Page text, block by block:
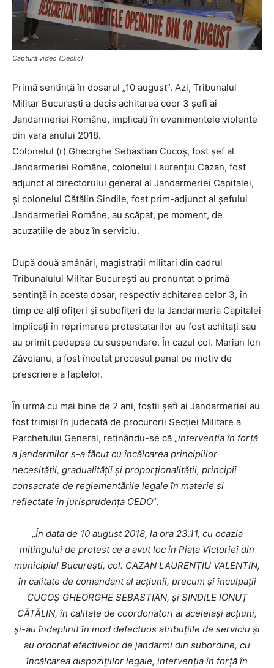
Captură video (Declic)
Primă sentință în dosarul „10 august”. Azi, Tribunalul
Militar București a decis achitarea ceor 3 șefi ai
Jandarmeriei Române, implicați în evenimentele violente
din vara anului 2018.
Colonelul (r) Gheorghe Sebastian Cucoș, fost șef al
Jandarmeriei Române, colonelul Laurențiu Cazan, fost
adjunct al directorului general al Jandarmeriei Capitalei,
și colonelul Cătălin Sindile, fost prim-adjunct al șefului
Jandarmeriei Române, au scăpat, pe moment, de
acuzațiile de abuz în serviciu.
După două amânări, magistrații militari din cadrul
Tribunalului Militar București au pronunțat o primă
sentință în acesta dosar, respectiv achitarea celor 3, în
timp ce alți ofițeri și subofițeri de la Jandarmeria Capitalei
implicați în reprimarea protestatarilor au fost achitați sau
au primit pedepse cu suspendare. În cazul col. Marian Ion
Zăvoianu, a fost încetat procesul penal pe motiv de
prescriere a faptelor.
În urmă cu mai bine de 2 ani, foștii șefi ai Jandarmeriei au
fost trimiși în judecată de procurorii Secției Militare a
Parchetului General, reținându-se că „intervenția în forță
a jandarmilor s-a făcut cu încălcarea principiilor
necesității, gradualității și proporționalității, principii
consacrate de reglementările legale în materie și
reflectate în jurisprudența CEDO”.
„În data de 10 august 2018, la ora 23.11, cu ocazia
mitingului de protest ce a avut loc în Piața Victoriei din
municipiul București, col. CAZAN LAURENȚIU VALENTIN,
în calitate de comandant al acțiunii, precum și inculpații
CUCOȘ GHEORGHE SEBASTIAN, și SINDILE IONUȚ
CĂTĂLIN, în calitate de coordonatori ai aceleiași acțiuni,
și-au îndeplinit în mod defectuos atribuțiile de serviciu și
au ordonat efectivelor de jandarmi din subordine, cu
încălcarea dispozițiilor legale, intervenția în forță în